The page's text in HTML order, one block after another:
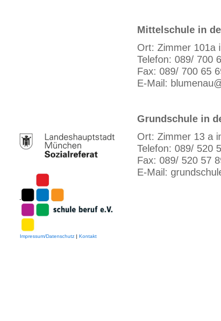
Impressum/Datenschutz | Kontakt
Mittelschule in
Ort: Zimmer 101a
Telefon: 089/ 700
Fax: 089/ 700 65
E-Mail:
Grundschule in
Ort: Zimmer 13 a
Telefon: 089/ 520
Fax: 089/ 520 57
E-Mail: